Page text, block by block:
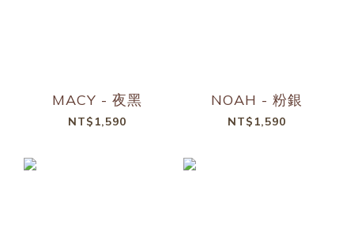
MACY - 夜黑
NT$1,590
NOAH - 粉銀
NT$1,590